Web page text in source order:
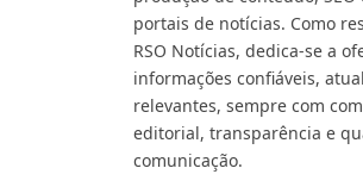
portais de notícias. Como
RSO Notícias, dedica-se a
informações confiáveis,
relevantes, sempre com
editorial, transparência e
comunicação.